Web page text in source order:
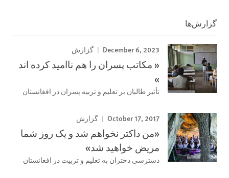
گزارش‌ها
December 6, 2023 گزارش
« مکاتب پسران را هم ناامید کرده اند
»
تأثیر طالبان بر تعلیم و تربیه پسران در افغانستان
October 17, 2017 گزارش
«من داکتر نخواهم شد و یک روز شما
مریض خواهید شد»
دسترسی دختران به تعلیم و تربیت در افغانستان